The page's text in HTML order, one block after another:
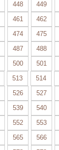
448 449
461 462
474 475
487 488
500 501
513 514
526 527
539 540
552 553
565 566